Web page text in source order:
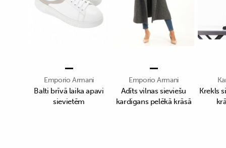
Emporio Armani
Balti brīvā laika apavi
sievietēm
Emporio Armani
Adīts vilnas sieviešu
kardigans pelēkā krāsā
Krekls